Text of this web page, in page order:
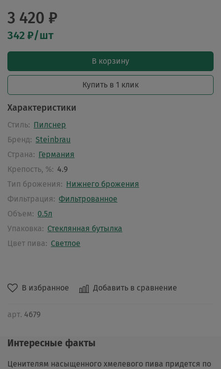
В избранное Добавить в сравнение
арт. 4679
3 420 ₽
342 ₽/шт
В корзину
Купить в 1 клик
Характеристики
Стиль: Пилснер
Бренд: Steinbrau
Страна: Германия
Крепость, %: 4.9
Тип брожения: Нижнего брожения
Фильтрация: Фильтрованное
Объем: 0.5л
Упаковка: Стеклянная бутылка
Цвет пива: Светлое
Интересные факты
Ценителям насыщенного хмелевого пива придется по